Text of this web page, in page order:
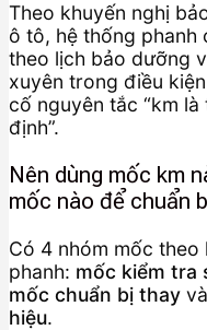
Theo khuyến nghị
ô tô, hệ thống
theo lịch bảo dưỡng
xuyên trong điều
cố nguyên tắc “km
định”.
Nên dùng mốc km
mốc nào để chuẩn
Có 4 nhóm mốc theo
phanh: mốc kiểm tra
mốc chuẩn bị thay và
hiệu.